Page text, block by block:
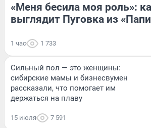
«Меня бесила моя роль»:
выглядит Пуговка из
1 час 1 733
Сильный пол — это женщины:
сибирские мамы и бизнесвумен
рассказали, что помогает им
держаться на плаву
15 июля 7 591